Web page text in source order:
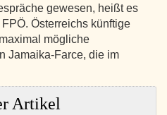
gewesen, heißt es
Österreichs künftige
mögliche
Jamaika-Farce, die im
Artikel